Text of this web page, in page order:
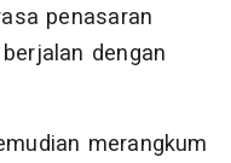
penasaran
dengan
merangkum